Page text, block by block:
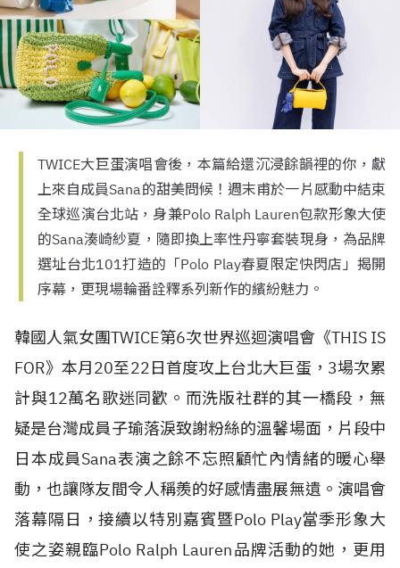
TWICE大巨蛋演唱會後，本篇給還沉浸餘韻裡的你，獻
上來自成員Sana的甜美問候！週末甫於一片感動中結束
全球巡演台北站，身兼Polo Ralph Lauren包款形象大使
的Sana湊崎紗夏，隨即換上率性丹寧套裝現身，為品牌
選址台北101打造的「Polo Play春夏限定快閃店」揭開
序幕，更現場輪番詮釋系列新作的繽紛魅力。
韓國人氣女團TWICE第6次世界巡迴演唱會《THIS IS
FOR》本月20至22日首度攻上台北大巨蛋，3場次累
計與12萬名歌迷同歡。而洗版社群的其一橋段，無
疑是台灣成員子瑜落淚致謝粉絲的溫馨場面，片段中
日本成員Sana表演之餘不忘照顧忙內情緒的暖心舉
動，也讓隊友間令人稱羨的好感情盡展無遺。演唱會
落幕隔日，接續以特別嘉賓暨Polo Play當季形象大
使之姿親臨Polo Ralph Lauren品牌活動的她，更用